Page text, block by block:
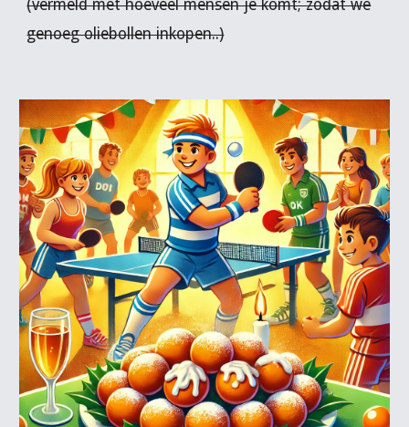
(vermeld met hoeveel mensen je komt; zodat we
genoeg oliebollen inkopen..)